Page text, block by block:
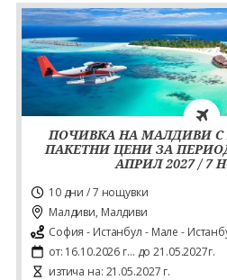
ПОЧИВКА НА МАЛДИВИ С
ПАКЕТНИ ЦЕНИ ЗА
АПРИЛ 2027 / 7
10 дни / 7 нощувки
Малдиви, Малдиви
София - Истанбул - Мале -
от: 16.10.2026 г... до 21.05.2027г.
изтича на: 21.05.2027 г.